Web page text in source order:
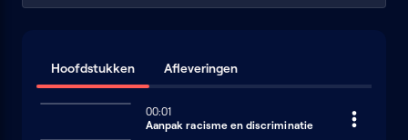
de
Hoofdstukken Afleveringen
00:01
Aanpak racisme en discriminatie